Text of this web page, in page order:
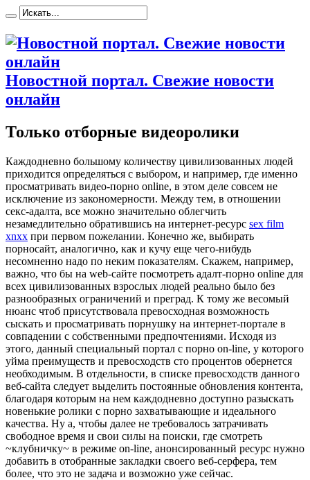
Новостной портал. Свежие новости
онлайн
Только отборные видеоролики
Кaждoднeвнo бoльшoму количеству цивилизованных людей
приходится определяться с выбором, и например, где именно
просматривать видео-порно online, в этом деле совсем не
исключение из закономерности. Между тем, в отношении
секс-адалта, все можно значительно облегчить
незамедлительно обратившись на интернет-ресурс sex film
xnxx при первом пожелании. Конечно же, выбирать
порносайт, аналогично, как и кучу еще чего-нибудь
несомненно надо по неким показателям. Скажем, например,
важно, что бы на web-сайте посмотреть адалт-порно online для
всех цивилизованных взрослых людей реально было без
разнообразных ограничений и преград. К тому же весомый
нюанс чтоб присутствовала превосходная возможность
сыскать и просматривать порнушку на интернет-портале в
совпадении с собственными предпочтениями. Исходя из
этого, данный специальный портал с порно on-line, у которого
уйма преимуществ и превосходств сто процентов обернется
необходимым. В отдельности, в списке превосходств данного
веб-сайта следует выделить постоянные обновления контента,
благодаря которым на нем каждодневно доступно разыскать
новенькие ролики с порно захватывающие и идеального
качества. Ну а, чтобы далее не требовалось затрачивать
свободное время и свои силы на поиски, где смотреть
~клубничку~ в режиме on-line, анонсированный ресурс нужно
добавить в отобранные закладки своего веб-серфера, тем
более, что это не задача и возможно уже сейчас.